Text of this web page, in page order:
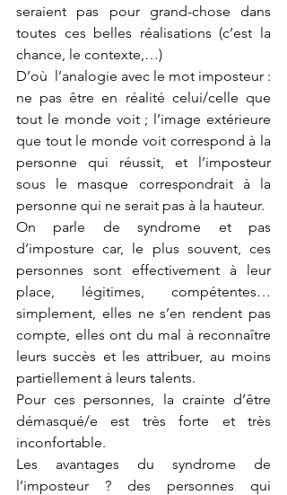
seraient pas pour grand-chose dans
toutes ces belles réalisations (c’est la
chance, le contexte,…)
D’où  l’analogie avec le mot imposteur :
ne pas être en réalité celui/celle que
tout le monde voit ; l’image extérieure
que tout le monde voit correspond à la
personne qui réussit, et l’imposteur
sous le masque correspondrait à la
personne qui ne serait pas à la hauteur.
On parle de syndrome et pas
d’imposture car, le plus souvent, ces
personnes sont effectivement à leur
place, légitimes, compétentes…
simplement, elles ne s’en rendent pas
compte, elles ont du mal à reconnaître
leurs succès et les attribuer, au moins
partiellement à leurs talents.
Pour ces personnes, la crainte d’être
démasqué/e est très forte et très
inconfortable.
Les avantages du syndrome de
l’imposteur ? des personnes qui